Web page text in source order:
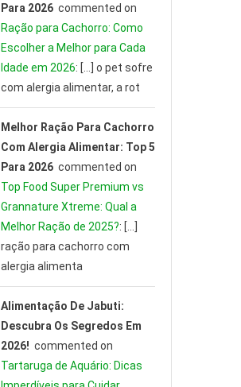
Para 2026commented on
Ração para Cachorro: Como
Escolher a Melhor para Cada
Idade em 2026: […] o pet sofre
com alergia alimentar, a rot
Melhor Ração Para Cachorro
Com Alergia Alimentar: Top 5
Para 2026commented on
Top Food Super Premium vs
Grannature Xtreme: Qual a
Melhor Ração de 2025?: […]
ração para cachorro com
alergia alimenta
Alimentação De Jabuti:
Descubra Os Segredos Em
2026! commented on
Tartaruga de Aquário: Dicas